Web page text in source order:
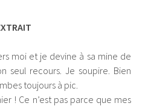
moi et je devine à sa mine de
seul recours. Je soupire. Bien
toujours à pic.
! Ce n’est pas parce que mes